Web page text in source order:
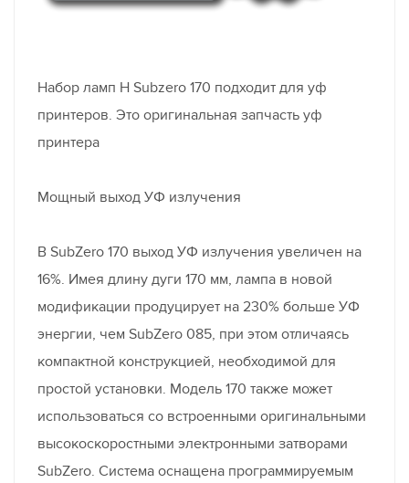
Набор ламп H Subzero 170 подходит для уф
принтеров. Это оригинальная запчасть уф
принтера
Мощный выход УФ излучения
В SubZero 170 выход УФ излучения увеличен на
16%. Имея длину дуги 170 мм, лампа в новой
модификации продуцирует на 230% больше УФ
энергии, чем SubZero 085, при этом отличаясь
компактной конструкцией, необходимой для
простой установки. Модель 170 также может
использоваться со встроенными оригинальными
высокоскоростными электронными затворами
SubZero. Система оснащена программируемым